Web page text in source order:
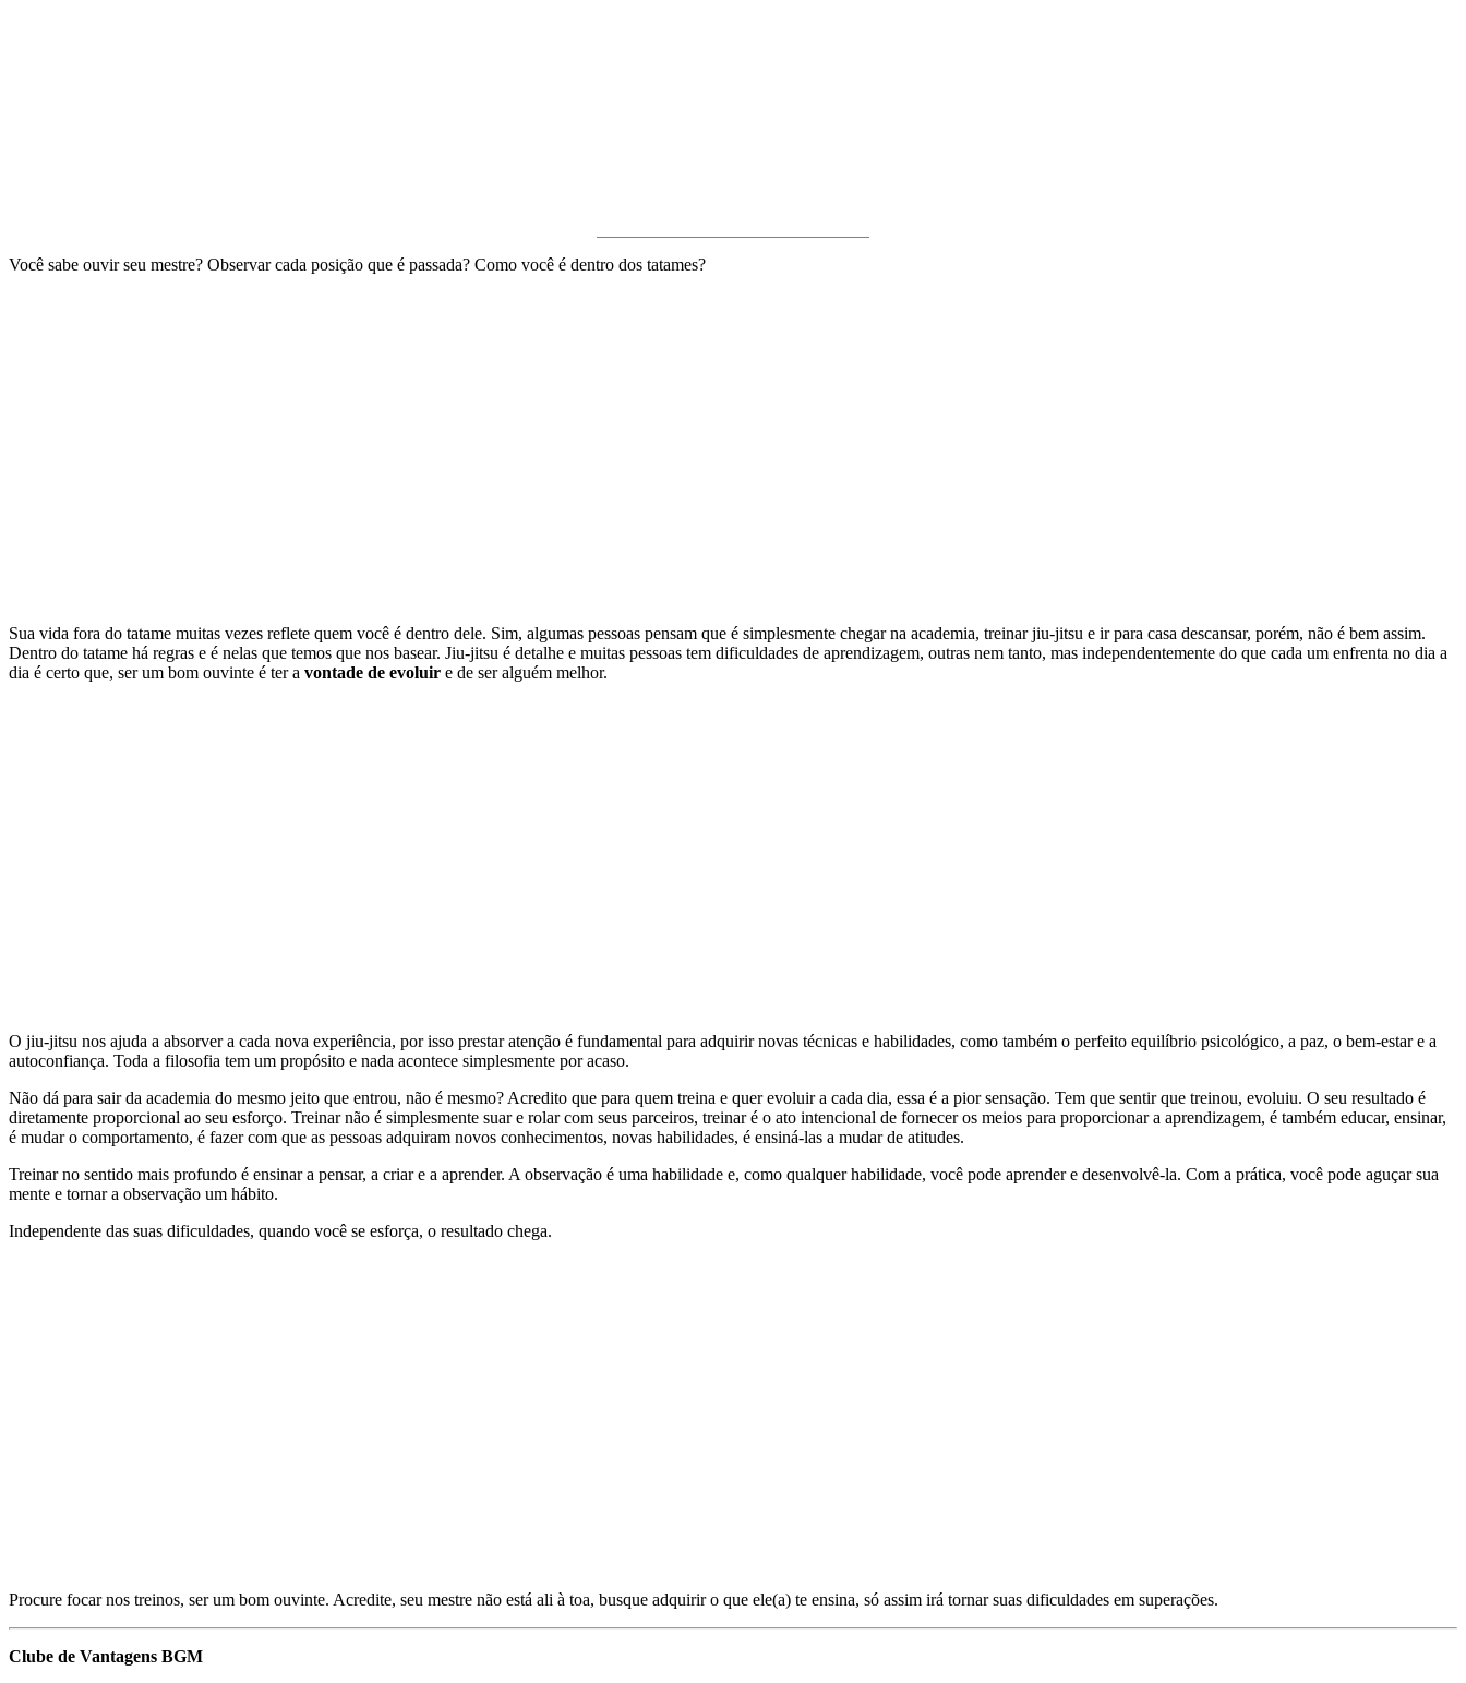
Você sabe ouvir seu mestre? Observar cada posição que é passada? Como você é dentro dos tatames?
Sua vida fora do tatame muitas vezes reflete quem você é dentro dele. Sim, algumas pessoas pensam que é simplesmente chegar na academia, treinar jiu-jitsu e ir para casa descansar, porém, não é bem assim.
Dentro do tatame há regras e é nelas que temos que nos basear. Jiu-jitsu é detalhe e muitas pessoas tem dificuldades de aprendizagem, outras nem tanto, mas independentemente do que cada um enfrenta no dia a
dia é certo que, ser um bom ouvinte é ter a vontade de evoluir e de ser alguém melhor.
O jiu-jitsu nos ajuda a absorver a cada nova experiência, por isso prestar atenção é fundamental para adquirir novas técnicas e habilidades, como também o perfeito equilíbrio psicológico, a paz, o bem-estar e a
autoconfiança. Toda a filosofia tem um propósito e nada acontece simplesmente por acaso.
Não dá para sair da academia do mesmo jeito que entrou, não é mesmo? Acredito que para quem treina e quer evoluir a cada dia, essa é a pior sensação. Tem que sentir que treinou, evoluiu. O seu resultado é
diretamente proporcional ao seu esforço. Treinar não é simplesmente suar e rolar com seus parceiros, treinar é o ato intencional de fornecer os meios para proporcionar a aprendizagem, é também educar, ensinar,
é mudar o comportamento, é fazer com que as pessoas adquiram novos conhecimentos, novas habilidades, é ensiná-las a mudar de atitudes.
Treinar no sentido mais profundo é ensinar a pensar, a criar e a aprender. A observação é uma habilidade e, como qualquer habilidade, você pode aprender e desenvolvê-la. Com a prática, você pode aguçar sua
mente e tornar a observação um hábito.
Independente das suas dificuldades, quando você se esforça, o resultado chega.
Procure focar nos treinos, ser um bom ouvinte. Acredite, seu mestre não está ali à toa, busque adquirir o que ele(a) te ensina, só assim irá tornar suas dificuldades em superações.
Clube de Vantagens BGM